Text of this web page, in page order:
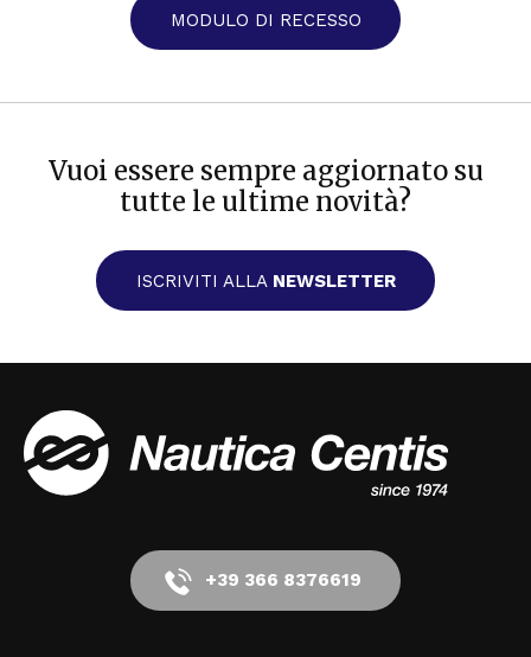
MODULO DI RECESSO
Vuoi essere sempre aggiornato su
tutte le ultime novità?
ISCRIVITI ALLA NEWSLETTER
+39 366 8376619